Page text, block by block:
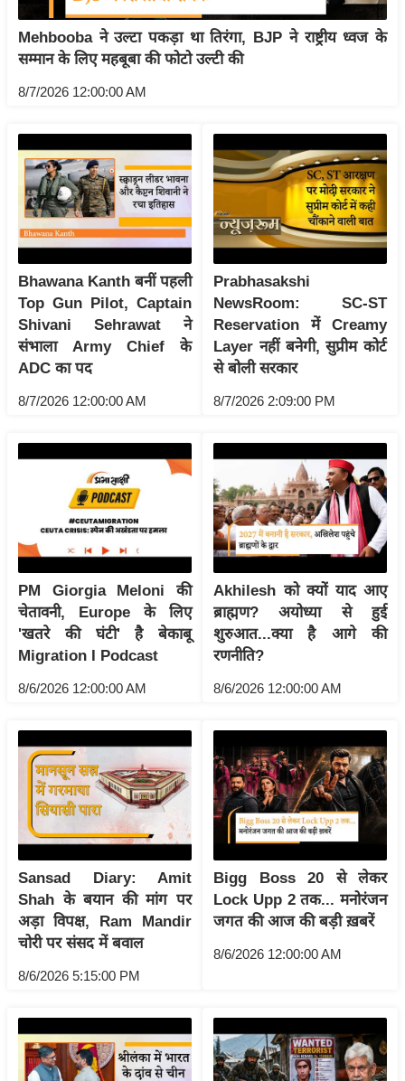
त
वि
शे
ज्ञ
रा
य
ब
ज
खे
ल
क्रि
के
L
6
क्रा
इ
म
ई
-
प
र
सा
ल
बे
मि
सा
ल
श
य
त
यं
Mehbooba ने उल्टा पकड़ा था तिरंगा, BJP ने राष्ट्रीय ध्वज के
सम्मान के लिए महबूबा की फोटो उल्टी की
8/7/2026 12:00:00 AM
Bhawana Kanth बनीं पहली
Top Gun Pilot, Captain
Shivani Sehrawat ने
संभाला Army Chief के
ADC का पद
8/7/2026 12:00:00 AM
Prabhasakshi
NewsRoom: SC-ST
Reservation में Creamy
Layer नहीं बनेगी, सुप्रीम कोर्ट
से बोली सरकार
8/7/2026 2:09:00 PM
PM Giorgia Meloni की
चेतावनी, Europe के लिए
'खतरे की घंटी' है बेकाबू
Migration I Podcast
8/6/2026 12:00:00 AM
Akhilesh को क्यों याद आए
ब्राह्मण? अयोध्या से हुई
शुरुआत...क्या है आगे की
रणनीति?
8/6/2026 12:00:00 AM
Sansad Diary: Amit
Shah के बयान की मांग पर
अड़ा विपक्ष, Ram Mandir
चोरी पर संसद में बवाल
8/6/2026 5:15:00 PM
Bigg Boss 20 से लेकर
Lock Upp 2 तक... मनोरंजन
जगत की आज की बड़ी ख़बरें
8/6/2026 12:00:00 AM